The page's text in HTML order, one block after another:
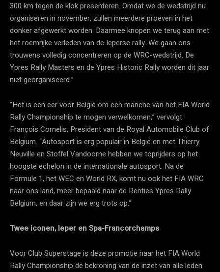
300 km tegen de klok presenteren. Omdat we de wedstrijd nu
organiseren in november, zullen meerdere proeven in het
donker afgewerkt worden. Daarmee knopen we terug aan met
het roemrijke verleden van de Ieperse rally. We gaan ons
trouwens volledig concentreren op de WRC-wedstrijd. De
Ypres Rally Masters en de Ypres Historic Rally worden dit jaar
niet georganiseerd.”
“Het is een eer voor België om een manche van het FIA World
Rally Championship te mogen verwelkomen,” vervolgt
François Cornelis, President van de Royal Automobile Club of
Belgium. “Autosport is erg populair in België en met Thierry
Neuville en Stoffel Vandoorne hebben we toprijders op het
hoogste echelon in de internationale autosport. Na de
Formule 1, het WEC en World RX, komt nu ook het FIA WRC
naar ons land, meer bepaald naar de Renties Ypres Rally
Belgium, en daar zijn we erg trots op.”
Twee iconen, Ieper en Spa-Francorchamps
Voor Club Superstage is deze promotie naar het FIA World
Rally Championship de bekroning van de inzet van alle leden